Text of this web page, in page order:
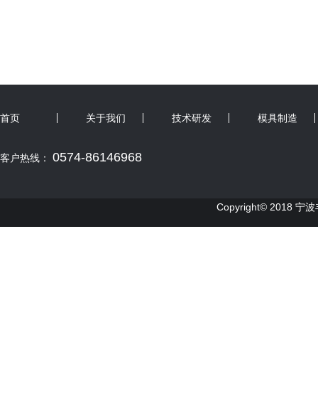
首页 关于我们 技术研发 模具制造
客户热线： 0574-86146968
Copyright© 2018 宁波